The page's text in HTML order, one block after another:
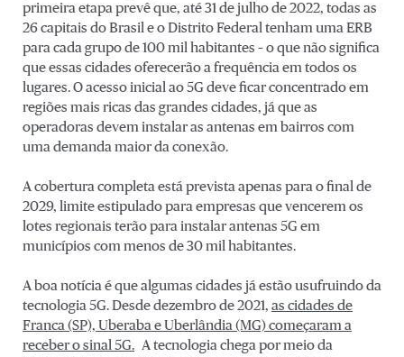
primeira etapa prevê que, até 31 de julho de 2022, todas as
26 capitais do Brasil e o Distrito Federal tenham uma ERB
para cada grupo de 100 mil habitantes – o que não significa
que essas cidades oferecerão a frequência em todos os
lugares. O acesso inicial ao 5G deve ficar concentrado em
regiões mais ricas das grandes cidades, já que as
operadoras devem instalar as antenas em bairros com
uma demanda maior da conexão.
A cobertura completa está prevista apenas para o final de
2029, limite estipulado para empresas que vencerem os
lotes regionais terão para instalar antenas 5G em
municípios com menos de 30 mil habitantes.
A boa notícia é que algumas cidades já estão usufruindo da
tecnologia 5G. Desde dezembro de 2021, as cidades de
Franca (SP), Uberaba e Uberlândia (MG) começaram a
receber o sinal 5G. A tecnologia chega por meio da